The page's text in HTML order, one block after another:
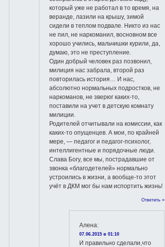
который уже не работал в то время, на
веранде, лазили на крышу, зимой
сидели в теплом подвале. Никто из нас
не пил, не наркоманил, восновном все
хорошо учились, мальчишки курили, да,
думаю, это не преступление.
Один добрый человек раз позвонил,
милиция нас забрала, второй раз
повторилась история… И нас,
абсолютно нормальных подростков, не
наркоманов, не зверюг каких-то,
поставили на учет в детскую комнату
милиции.
Родителей отчитывали на комиссии, как
каких-то опущенцев. А мои, по крайней
мере, — педагог и педагог-психолог,
интеллигентные и порядочные люди.
Слава Богу, все мы, пострадавшие от
звонка «благодетелей» нормально
устроились в жизни, а вообще-то этот
учёт в ДКМ мог бы нам испортить жизнь!
Ответить »
Алена:
07.06.2015 в 01:10
И правильно сделали,что